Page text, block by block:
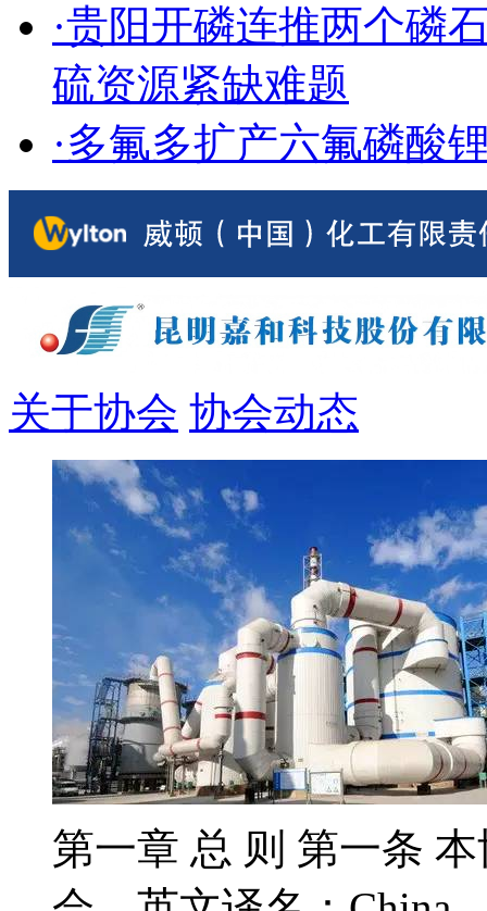
·贵阳开磷连推两个磷
硫资源紧缺难题
·多氟多扩产六氟磷酸
关于协会 协会动态
第一章 总 则 第一条